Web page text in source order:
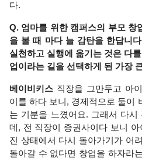
다.
Q. 엄마를 위한 캠퍼스의 부모 창
을 볼 때 마다 늘 감탄을 한답니
실천하고 실행에 옮기는 것은 다
업이라는 길을 선택하게 된 가장
베이비키스 직장을 그만두고 아
이를 하다 보니, 경제적으로 둘이
는 기분을 느꼈어요. 그래서 다시
데, 전 직장이 증권사이다 보니
진 상태에서 다시 돌아가기가 어
돌아갈 수 없다면 창업을 하자라